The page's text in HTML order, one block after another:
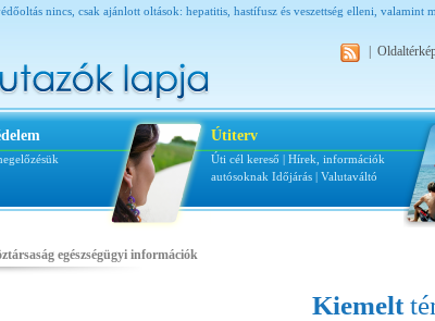
nincs, csak ajánlott oltások: hepatitis, hastífusz és veszettség elleni, valamint
Útiterv
Úti cél kereső | Hírek, információk
autósoknak Időjárás | Valutaváltó
egészségügyi információk
Kiemelt